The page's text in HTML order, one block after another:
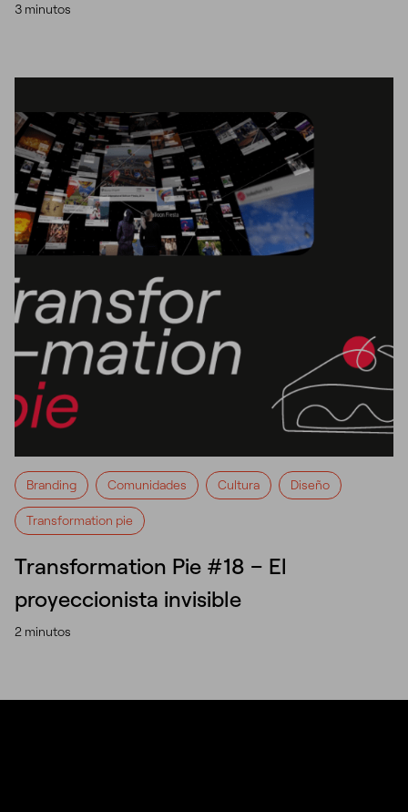
3 minutos
Branding Comunidades Cultura Diseño
Transformation pie
Transformation Pie #18 – El
proyeccionista invisible
2 minutos